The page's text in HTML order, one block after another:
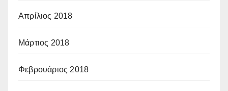
Απρίλιος 2018
Μάρτιος 2018
Φεβρουάριος 2018